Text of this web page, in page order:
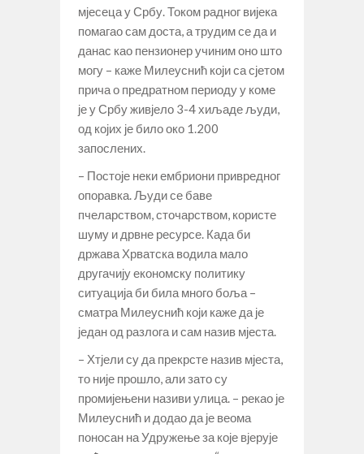
мјесеца у Србу. Током радног вијека
помагао сам доста, а трудим се да и
данас као пензионер учиним оно што
могу – каже Милеуснић који са сјетом
прича о предратном периоду у коме
је у Србу живјело 3-4 хиљаде људи,
од којих је било око 1.200
запослених.
– Постоје неки ембриони привредног
опоравка. Људи се баве
пчеларством, сточарством, користе
шуму и дрвне ресурсе. Када би
држава Хрватска водила мало
другачију економску политику
ситуација би била много боља –
сматра Милеуснић који каже да је
један од разлога и сам назив мјеста.
– Хтјели су да прекрсте назив мјеста,
то није прошло, али зато су
промијењени називи улица. – рекао је
Милеуснић и додао да је веома
поносан на Удружење за које вјерује